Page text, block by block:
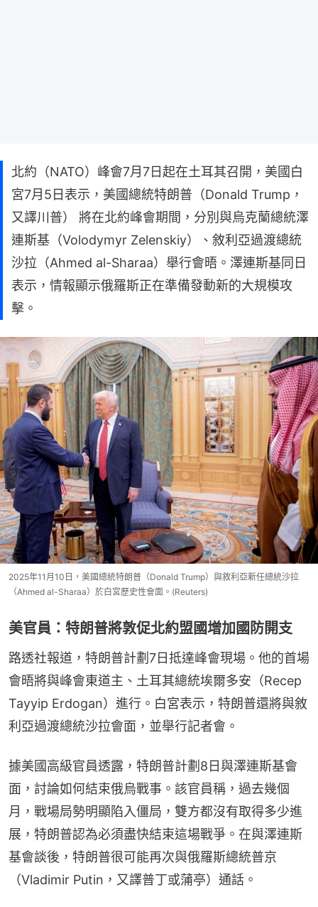
北約（NATO）峰會7月7日起在土耳其召開，美國白
宮7月5日表示，美國總統特朗普（Donald Trump，
又譯川普） 將在北約峰會期間，分別與烏克蘭總統澤
連斯基（Volodymyr Zelenskiy）、敘利亞過渡總統
沙拉（Ahmed al-Sharaa）舉行會晤。澤連斯基同日
表示，情報顯示俄羅斯正在準備發動新的大規模攻
擊。
2025年11月10日，美國總統特朗普（Donald Trump）與敘利亞新任總統沙拉
（Ahmed al-Sharaa）於白宮歷史性會面。(Reuters)
美官員：特朗普將敦促北約盟國增加國防開支
路透社報道，特朗普計劃7日抵達峰會現場。他的首場
會晤將與峰會東道主、土耳其總統埃爾多安（Recep
Tayyip Erdogan）進行。白宮表示，特朗普還將與敘
利亞過渡總統沙拉會面，並舉行記者會。
據美國高級官員透露，特朗普計劃8日與澤連斯基會
面，討論如何結束俄烏戰事。該官員稱，過去幾個
月，戰場局勢明顯陷入僵局，雙方都沒有取得多少進
展，特朗普認為必須盡快結束這場戰爭。在與澤連斯
基會談後，特朗普很可能再次與俄羅斯總統普京
（Vladimir Putin，又譯普丁或蒲亭）通話。